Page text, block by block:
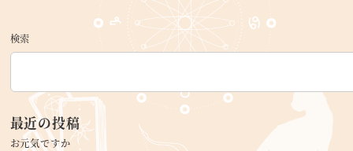
検索
最近の投稿
お元気ですか